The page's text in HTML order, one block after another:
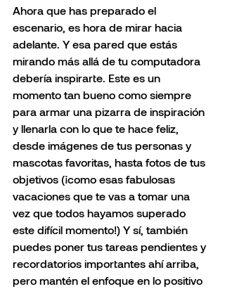
Ahora que has preparado el
escenario, es hora de mirar hacia
adelante. Y esa pared que estás
mirando más allá de tu computadora
debería inspirarte. Este es un
momento tan bueno como siempre
para armar una pizarra de inspiración
y llenarla con lo que te hace feliz,
desde imágenes de tus personas y
mascotas favoritas, hasta fotos de tus
objetivos (¡como esas fabulosas
vacaciones que te vas a tomar una
vez que todos hayamos superado
este difícil momento!) Y sí, también
puedes poner tus tareas pendientes y
recordatorios importantes ahí arriba,
pero mantén el enfoque en lo positivo